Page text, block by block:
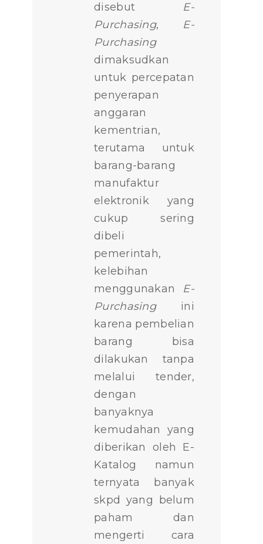
disebut E-
Purchasing, E-
Purchasing
dimaksudkan
untuk percepatan
penyerapan
anggaran
kementrian,
terutama untuk
barang-barang
manufaktur
elektronik yang
cukup sering
dibeli
pemerintah,
kelebihan
menggunakan E-
Purchasing ini
karena pembelian
barang bisa
dilakukan tanpa
melalui tender,
dengan
banyaknya
kemudahan yang
diberikan oleh E-
Katalog namun
ternyata banyak
skpd yang belum
paham dan
mengerti cara